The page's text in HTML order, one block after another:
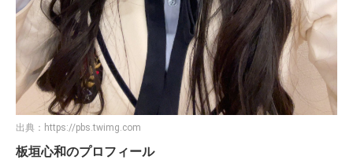
出典： https://pbs.twimg.com
板垣心和のプロフィール